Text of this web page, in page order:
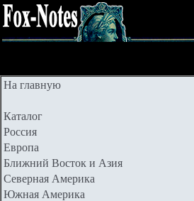
На главную
Каталог
Россия
Европа
Ближний Восток и Азия
Северная Америка
Южная Америка